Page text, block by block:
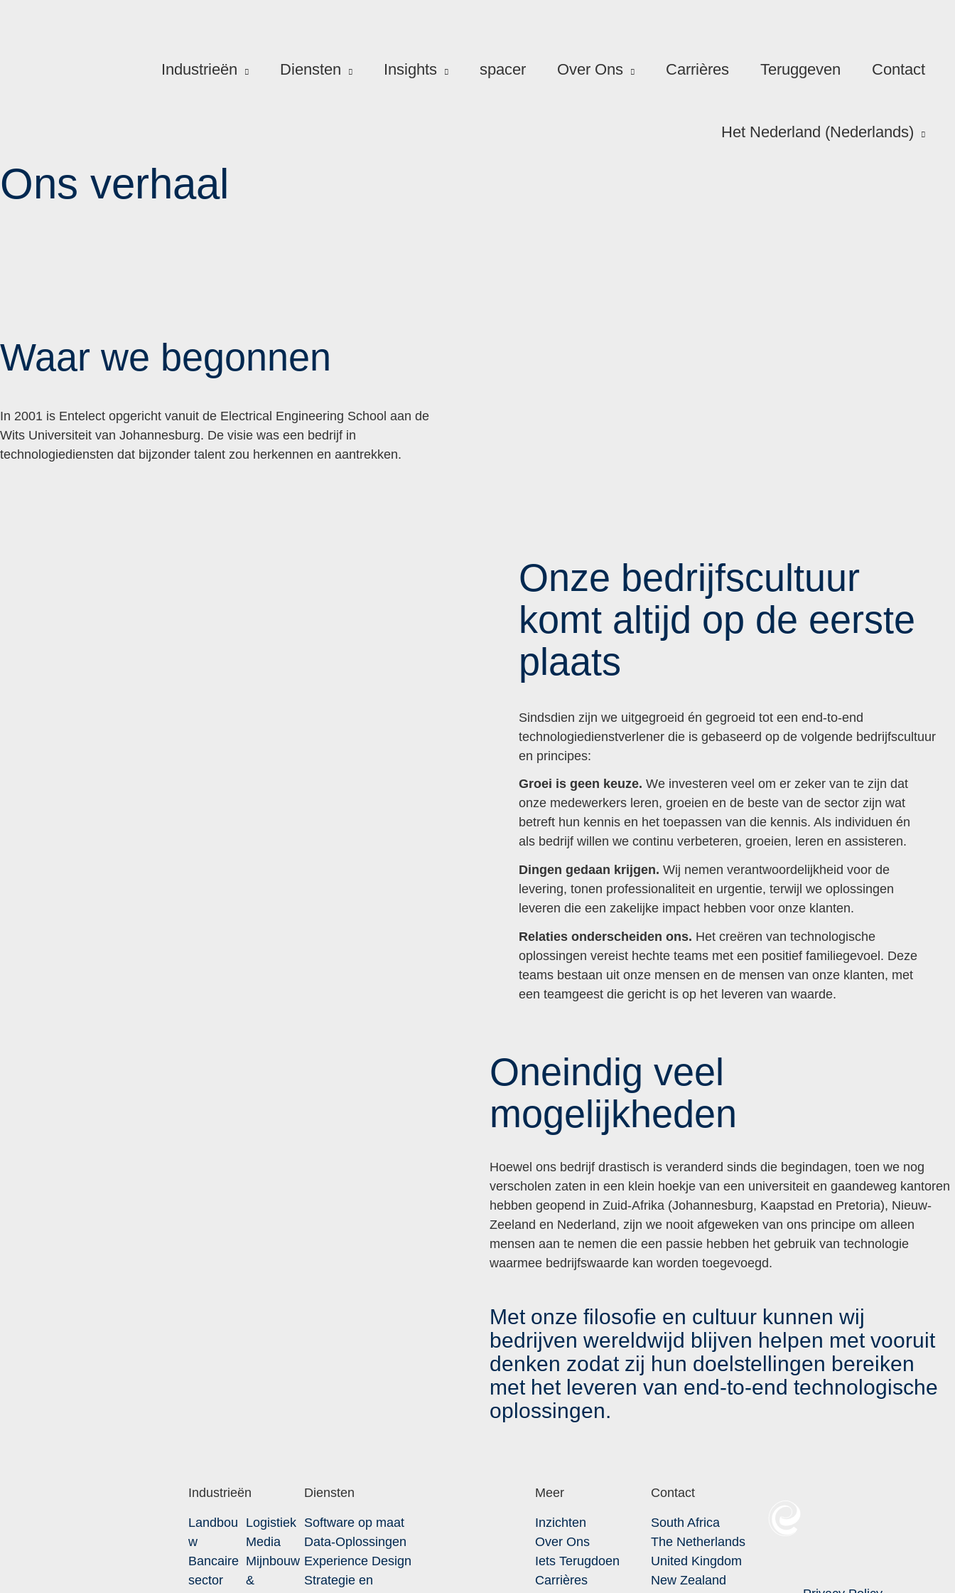
Industrieën Diensten Insights spacer Over Ons Carrières Teruggeven Contact
Het Nederland (Nederlands)
Ons verhaal
Waar we begonnen
In 2001 is Entelect opgericht vanuit de Electrical Engineering School aan de
Wits Universiteit van Johannesburg. De visie was een bedrijf in
technologiediensten dat bijzonder talent zou herkennen en aantrekken.
Onze bedrijfscultuur
komt altijd op de eerste
plaats
Sindsdien zijn we uitgegroeid én gegroeid tot een end-to-end
technologiedienstverlener die is gebaseerd op de volgende bedrijfscultuur
en principes:
Groei is geen keuze.We investeren veel om er zeker van te zijn dat
onze medewerkers leren, groeien en de beste van de sector zijn wat
betreft hun kennis en het toepassen van die kennis. Als individuen én
als bedrijf willen we continu verbeteren, groeien, leren en assisteren.
Dingen gedaan krijgen. Wij nemen verantwoordelijkheid voor de
levering, tonen professionaliteit en urgentie, terwijl we oplossingen
leveren die een zakelijke impact hebben voor onze klanten.
Relaties onderscheiden ons. Het creëren van technologische
oplossingen vereist hechte teams met een positief familiegevoel. Deze
teams bestaan uit onze mensen en de mensen van onze klanten, met
een teamgeest die gericht is op het leveren van waarde.
Oneindig veel
mogelijkheden
Hoewel ons bedrijf drastisch is veranderd sinds die begindagen, toen we nog
verscholen zaten in een klein hoekje van een universiteit en gaandeweg kantoren
hebben geopend in Zuid-Afrika (Johannesburg, Kaapstad en Pretoria), Nieuw-
Zeeland en Nederland, zijn we nooit afgeweken van ons principe om alleen
mensen aan te nemen die een passie hebben het gebruik van technologie
waarmee bedrijfswaarde kan worden toegevoegd.
Met onze filosofie en cultuur kunnen wij
bedrijven wereldwijd blijven helpen met vooruit
denken zodat zij hun doelstellingen bereiken
met het leveren van end-to-end technologische
oplossingen.
Industrieën
Landbou
w
Bancaire
sector
Logistiek
Media
Mijnbouw
&
Diensten
Software op maat
Data-Oplossingen
Experience Design
Strategie en
Meer
Inzichten
Over Ons
Iets Terugdoen
Carrières
Contact
South Africa
The Netherlands
United Kingdom
New Zealand